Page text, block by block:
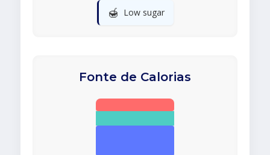
🍯 Low sugar
Fonte de Calorias